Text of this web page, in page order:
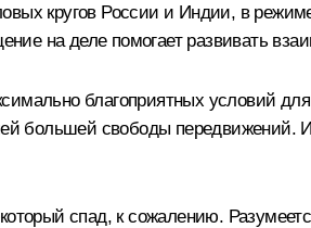
кругов России и Индии, в
на деле помогает развивать
благоприятных условий
большей свободы передвижений.
спад, к сожалению.